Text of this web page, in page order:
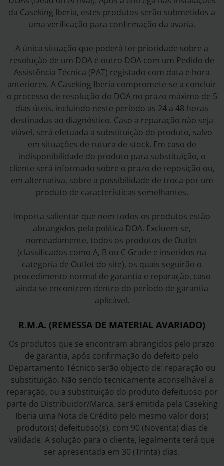
da Caseking Iberia, estes produtos serão submetidos a
uma verificação para confirmação da avaria.
A única situação que poderá ter prioridade sobre a
resolução de um DOA é outro DOA com um Pedido de
Assistência Técnica (PAT) registado com data e hora
anteriores. A Caseking Iberia compromete-se a concluir
o processo de resolução do DOA no prazo máximo de 5
dias úteis, incluindo neste período as 24 a 48 horas
destinadas ao diagnóstico. Caso a reparação não seja
viável, será efetuada a substituição do produto, salvo
em situações de rutura de stock. Em caso de
indisponibilidade do produto para substituição, o
cliente será informado sobre o prazo de reposição ou,
em alternativa, sobre a possibilidade de troca por um
produto de características semelhantes.
Importa salientar que nem todos os produtos estão
abrangidos pela política DOA. Excluem-se,
nomeadamente, todos os produtos de Outlet
(classificados como A, B ou C Grade e inseridos na
categoria de Outlet do site), os quais seguirão o
procedimento normal de garantia e reparação, caso
ainda se encontrem dentro do período de garantia
aplicável.
R.M.A. (REMESSA DE MATERIAL AVARIADO)
Os produtos que se encontram abrangidos pelo prazo
de garantia, após confirmação do defeito pelo
Departamento Técnico serão objecto de: reparação ou
substituição. Não sendo tecnicamente aconselhável a
reparação, ou a substituição do produto defeituoso por
parte do Distribuidor/Marca, será emitida pela Caseking
Iberia uma Nota de Crédito pelo mesmo valor do(s)
produto(s) defeituoso(s), com 90 (Noventa) dias de
validade. A solução para o cliente, legalmente terá que
ser apresentada em 30 (Trinta) dias.